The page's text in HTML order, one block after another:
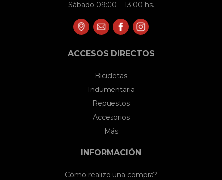
Sábado 09:00 – 13:00 hs.
ACCESOS DIRECTOS
Bicicletas
Indumentaria
Repuestos
Accesorios
Más
INFORMACIÓN
Cómo realizo una compra?